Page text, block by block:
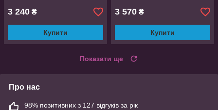
3 240 ₴
Купити
3 570 ₴
Купити
Показати ще
Про нас
98% позитивних з 127 відгуків за рік